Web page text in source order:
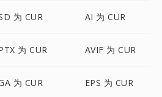
为 CUR AI 为 CUR
为 CUR AVIF 为 CUR
为 CUR EPS 为 CUR